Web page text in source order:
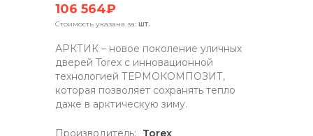
106 564₽
Стоимость указана за: шт.
АРКТИК – новое поколение уличных
дверей Torex с инновационной
технологией ТЕРМОКОМПОЗИТ,
которая позволяет сохранять тепло
даже в арктическую зиму.
Производитель:
Torex